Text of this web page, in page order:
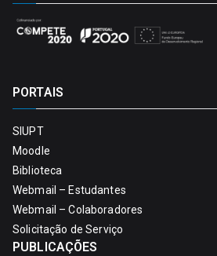
PORTAIS
SIUPT
Moodle
Biblioteca
Webmail – Estudantes
Webmail – Colaboradores
Solicitação de Serviço
PUBLICAÇÕES